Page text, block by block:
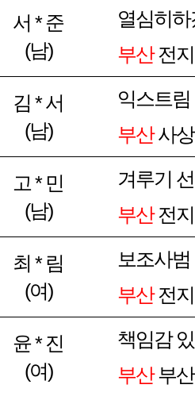
서 * 준
(남)
열심히
부산전
김 * 서
(남)
익스트
부산사
고 * 민
(남)
겨루기
부산전
최 * 림
(여)
보조사범
부산전
윤 * 진
(여)
책임감
부산부